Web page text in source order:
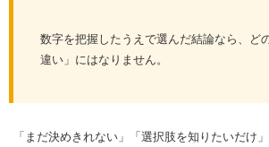
数字を把握したうえで選んだ結論なら、ど
違い」にはなりません。
「まだ決めきれない」「選択肢を知りたいだけ